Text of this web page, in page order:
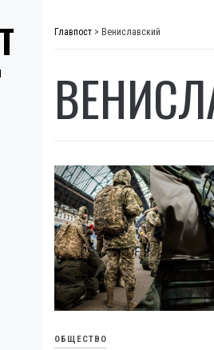
Главпост > Вениславский
ОБЩЕСТВО